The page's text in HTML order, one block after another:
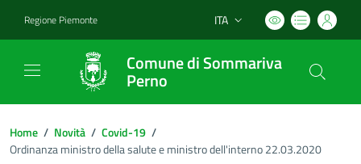
Regione Piemonte Lingua attiva:
ITA
Comune di Sommariva
Perno
Home / Novità / Covid-19 /
Ordinanza ministro della salute e ministro dell'interno 22.03.2020